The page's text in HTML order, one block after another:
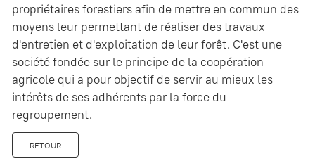
propriétaires forestiers afin de mettre en commun des
moyens leur permettant de réaliser des travaux
d'entretien et d'exploitation de leur forêt. C'est une
société fondée sur le principe de la coopération
agricole qui a pour objectif de servir au mieux les
intérêts de ses adhérents par la force du
regroupement.
RETOUR